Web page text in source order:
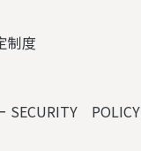
制度
SECURITY POLICY